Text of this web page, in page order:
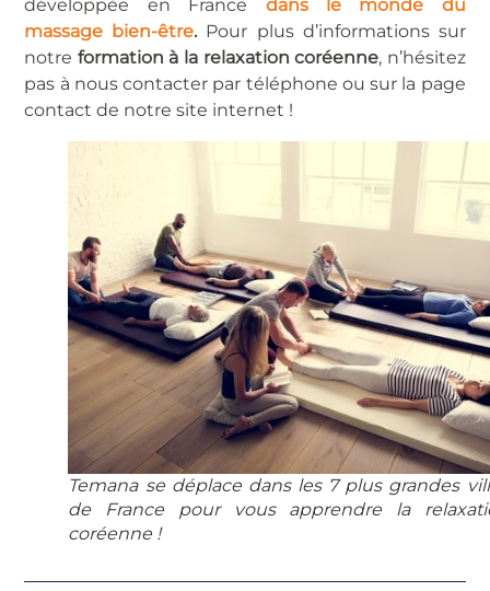
développée en France dans le monde du
massage bien-être. Pour plus d’informations sur
notre formation à la relaxation coréenne, n’hésitez
pas à nous contacter par téléphone ou sur la page
contact de notre site internet !
Temana se déplace dans les 7 plus grandes
de France pour vous apprendre la
coréenne !